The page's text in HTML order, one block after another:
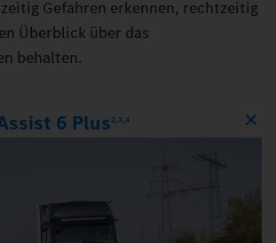
Gefahren erkennen, rechtzeitig
Überblick über das
behalten.
6 Plus2,3,4